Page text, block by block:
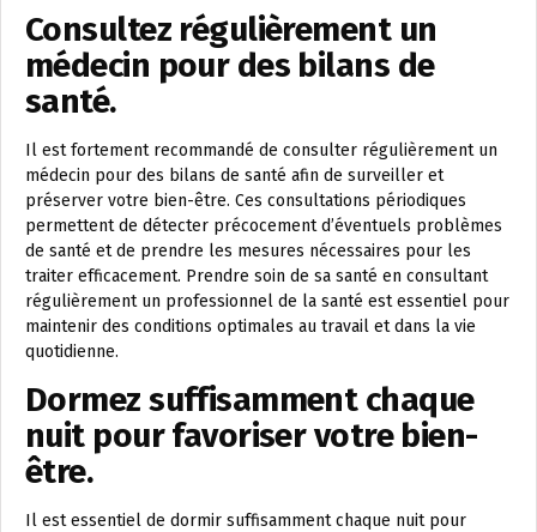
Consultez régulièrement un
médecin pour des bilans de
santé.
Il est fortement recommandé de consulter régulièrement un
médecin pour des bilans de santé afin de surveiller et
préserver votre bien-être. Ces consultations périodiques
permettent de détecter précocement d’éventuels problèmes
de santé et de prendre les mesures nécessaires pour les
traiter efficacement. Prendre soin de sa santé en consultant
régulièrement un professionnel de la santé est essentiel pour
maintenir des conditions optimales au travail et dans la vie
quotidienne.
Dormez suffisamment chaque
nuit pour favoriser votre bien-
être.
Il est essentiel de dormir suffisamment chaque nuit pour